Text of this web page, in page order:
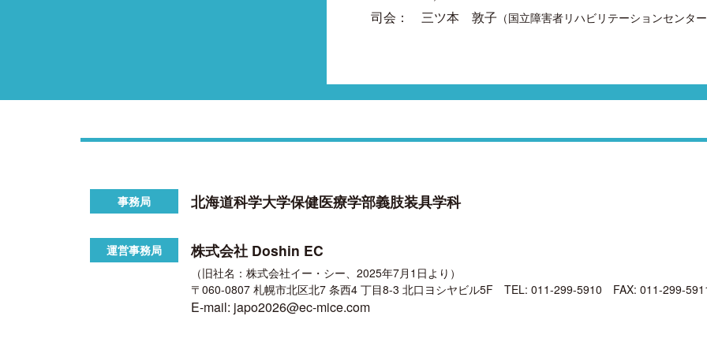
司会： 三ツ本 敦子 （国立障害者リハビリテーションセンター
事務局 北海道科学大学保健医療学部義肢装具学科
運営事務局 株式会社 Doshin EC
（旧社名：株式会社イー・シー、2025年7月1日より）
〒060-0807 札幌市北区北7 条西4 丁目8-3 北口ヨシヤビル5F TEL: 011-299-5910 FAX: 011-299-
E-mail: japo2026@ec-mice.com